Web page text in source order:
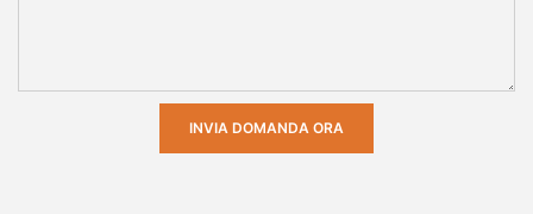
INVIA DOMANDA ORA